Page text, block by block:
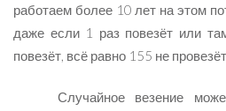
работаем более 10 лет на этом
даже если 1 раз повезёт или
повезёт, всё равно 155 не провезёт.
Случайное везение